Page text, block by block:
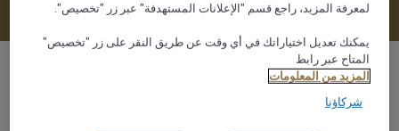
عرض التوافر
لمعرفة المزيد، راجع قسم "الإعلانات المستهدفة" عبر زر "تخصيص".
يمكنك تعديل اختياراتك في أي وقت عن طريق النقر على زر "تخصيص"
المتاح عبر رابط
المزيد من المعلومات
شركاؤنا